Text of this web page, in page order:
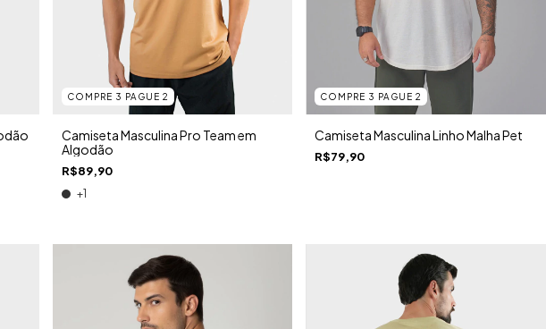
COMPRE 3 PAGUE 2
Camiseta Masculina Pro Team em
Algodão
R$89,90
+1
COMPRE 3 PAGUE 2
Camiseta Masculina Linho Malha Pet
R$79,90